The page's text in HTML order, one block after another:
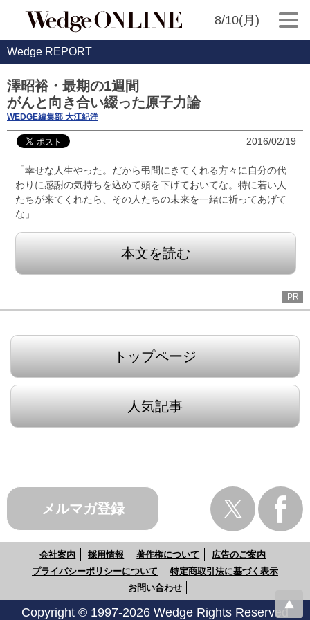
8/10(月)
Wedge REPORT
澤昭裕・最期の1週間
がんと向き合い綴った原子力論
WEDGE編集部 大江紀洋
2016/02/19
「幸せな人生やった。だから弔問にきてくれる方々に自分の代
わりに感謝の気持ちを込めて頭を下げておいてな。特に若い人
たちが来てくれたら、その人たちの未来を一緒に祈ってあげて
な」
本文を読む
PR
トップページ
人気記事
メルマガ登録
会社案内 採用情報 著作権について
広告のご案内
プライバシーポリシーについて
特定商取引法に基づく表示
お問い合わせ
Copyright © 1997-2026 Wedge Rights Reserved